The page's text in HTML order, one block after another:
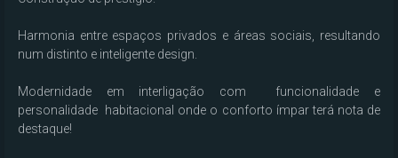
Harmonia entre espaços privados e áreas sociais, resultando
num distinto e inteligente design.
Modernidade em interligação com  funcionalidade e
personalidade  habitacional onde o conforto ímpar terá nota de
destaque!